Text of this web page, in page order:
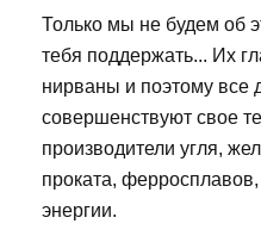
Только мы не будем об
тебя поддержать... Их
нирваны и поэтому все
совершенствуют свое
производители угля,
проката,
энергии.